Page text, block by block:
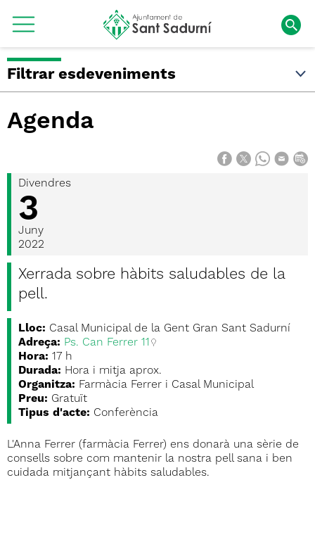
Filtrar esdeveniments
Agenda
Divendres
3
Juny
2022
Xerrada sobre hàbits saludables de la
pell.
Lloc: Casal Municipal de la Gent Gran Sant Sadurní
Adreça: Ps. Can Ferrer 11
Hora: 17 h
Durada: Hora i mitja aprox.
Organitza: Farmàcia Ferrer i Casal Municipal
Preu: Gratuït
Tipus d'acte: Conferència
L'Anna Ferrer (farmàcia Ferrer) ens donarà una sèrie de
consells sobre com mantenir la nostra pell sana i ben
cuidada mitjançant hàbits saludables.